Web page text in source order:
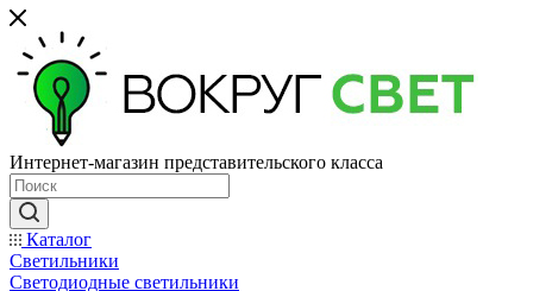
Интернет-магазин представительского класса
Каталог
Светильники
Светодиодные светильники